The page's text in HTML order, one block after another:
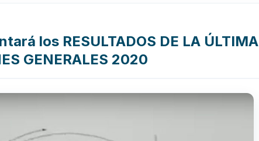
los RESULTADOS DE LA ÚLTIMA
GENERALES 2020